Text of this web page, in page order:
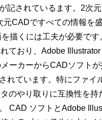
記されているます。2次
CADですべての情報を
描くには工夫が必要で
ており、Adobe
ーカーからCADソフト
れています。特にファイ
のやり取りに互換性を
CAD ソフトとAdobe